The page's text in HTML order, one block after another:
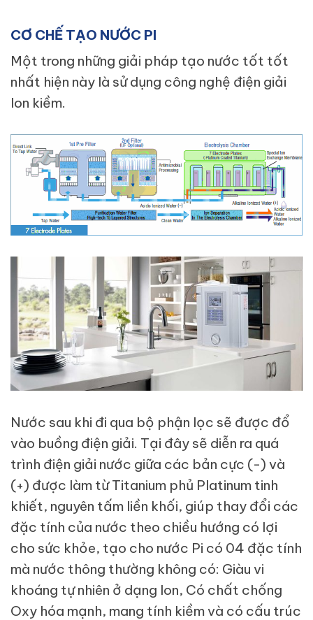
CƠ CHẾ TẠO NƯỚC PI
Một trong những giải pháp tạo nước tốt tốt
nhất hiện này là sử dụng công nghệ điện giải
Ion kiềm.
Nước sau khi đi qua bộ phận lọc sẽ được đổ
vào buồng điện giải. Tại đây sẽ diễn ra quá
trình điện giải nước giữa các bản cực (-) và
(+) được làm từ Titanium phủ Platinum tinh
khiết, nguyên tấm liền khối, giúp thay đổi các
đặc tính của nước theo chiều hướng có lợi
cho sức khỏe, tạo cho nước Pi có 04 đặc tính
mà nước thông thường không có: Giàu vi
khoáng tự nhiên ở dạng Ion, Có chất chống
Oxy hóa mạnh, mang tính kiềm và có cấu trúc